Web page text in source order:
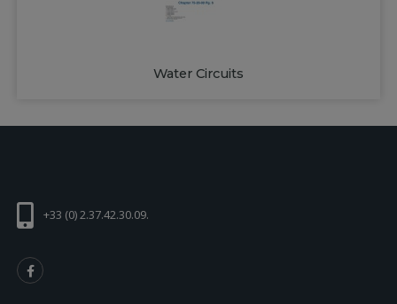
Water Circuits
+33 (0) 2.37.42.30.09.